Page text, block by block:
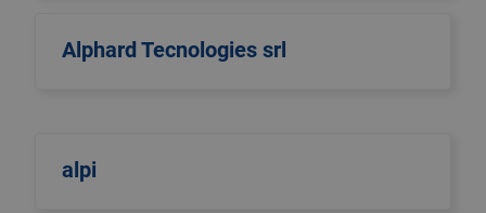
Alphard Tecnologies srl
alpi